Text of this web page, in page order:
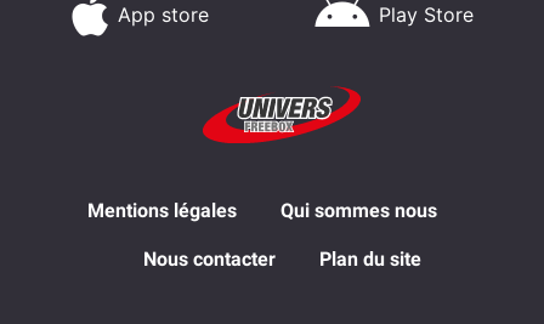
App store Play Store
Mentions légales Qui sommes nous
Nous contacter Plan du site